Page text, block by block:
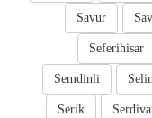
Savur
Seferihisar
Semdinli
Serik